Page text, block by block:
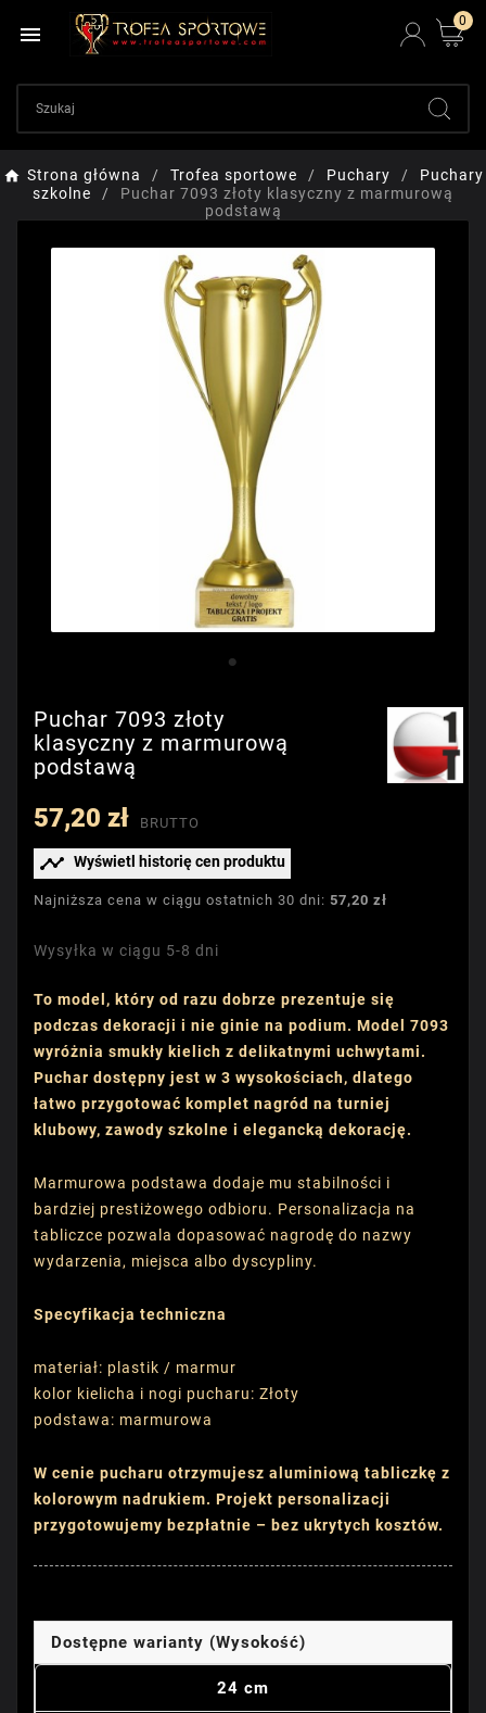

0
Strona główna Trofea sportowe Puchary
Puchary
szkolne
Puchar 7093 złoty klasyczny z marmurową
podstawą
Puchar 7093 złoty
klasyczny z marmurową
podstawą
57,20 zł BRUTTO
 Wyświetl historię cen produktu
Najniższa cena w ciągu ostatnich 30 dni: 57,20 zł
Wysyłka w ciągu 5-8 dni
To model, który od razu dobrze prezentuje się
podczas dekoracji i nie ginie na podium. Model 7093
wyróżnia smukły kielich z delikatnymi uchwytami.
Puchar dostępny jest w 3 wysokościach, dlatego
łatwo przygotować komplet nagród na turniej
klubowy, zawody szkolne i elegancką dekorację.
Marmurowa podstawa dodaje mu stabilności i
bardziej prestiżowego odbioru. Personalizacja na
tabliczce pozwala dopasować nagrodę do nazwy
wydarzenia, miejsca albo dyscypliny.
Specyfikacja techniczna
materiał: plastik / marmur
kolor kielicha i nogi pucharu: Złoty
podstawa: marmurowa
W cenie pucharu otrzymujesz aluminiową tabliczkę z
kolorowym nadrukiem. Projekt personalizacji
przygotowujemy bezpłatnie – bez ukrytych kosztów.
Dostępne warianty (Wysokość)
24 cm